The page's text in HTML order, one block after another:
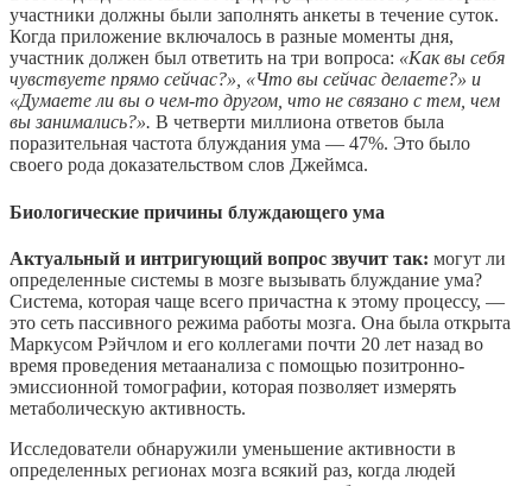
участники должны были заполнять анкеты в течение суток.
Когда приложение включалось в разные моменты дня,
участник должен был ответить на три вопроса: «Как вы себя
чувствуете прямо сейчас?», «Что вы сейчас делаете?» и
«Думаете ли вы о чем-то другом, что не связано с тем, чем
вы занимались?». В четверти миллиона ответов была
поразительная частота блуждания ума — 47%. Это было
своего рода доказательством слов Джеймса.
Биологические причины блуждающего ума
Актуальный и интригующий вопрос звучит так: могут ли
определенные системы в мозге вызывать блуждание ума?
Система, которая чаще всего причастна к этому процессу, —
это сеть пассивного режима работы мозга. Она была открыта
Маркусом Рэйчлом и его коллегами почти 20 лет назад во
время проведения метаанализа с помощью позитронно-
эмиссионной томографии, которая позволяет измерять
метаболическую активность.
Исследователи обнаружили уменьшение активности в
определенных регионах мозга всякий раз, когда людей